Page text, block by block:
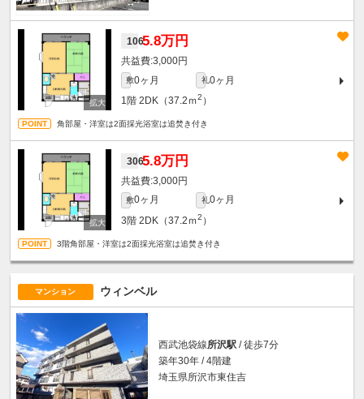
1065.8万円
3,000円
敷0ヶ月 礼0ヶ月
1階 2DK（37.2ｍ2 ）
角部屋・洋室は2面採光浴室は追焚き付き
3065.8万円
3,000円
敷0ヶ月 礼0ヶ月
3階 2DK（37.2ｍ2 ）
3階角部屋・洋室は2面採光浴室は追焚き付き
マンション ウィンベル
西武池袋線所沢駅 / 徒歩7分
築年30年 / 4階建
埼玉県所沢市東住吉